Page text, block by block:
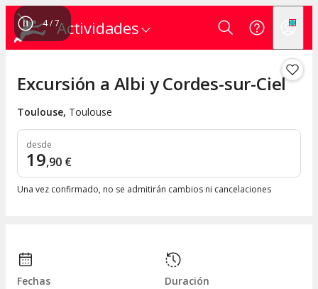
Actividades
4/7
Excursión a Albi y Cordes-sur-Ciel
Toulouse, Toulouse
desde
19,90 €
Una vez confirmado, no se admitirán cambios ni cancelaciones
Fechas
Duración